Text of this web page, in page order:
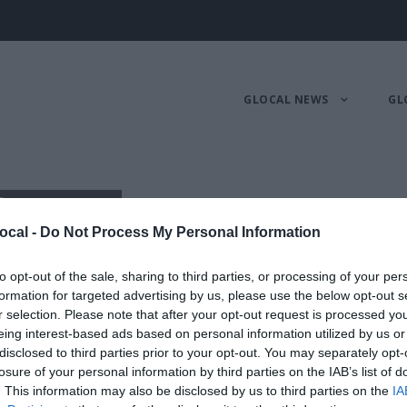
- Do Not Process My Personal Information
opt-out of the sale, sharing to third parties, or processing of your
for targeted advertising by us, please use the below opt-out
selection. Please note that after your opt-out request is processed
interest-based ads based on personal information utilized by us
to third parties prior to your opt-out. You may separately
of your personal information by third parties on the IAB’s list of
This information may also be disclosed by us to third parties on the
GLOCAL NEWS
FORENSE
Studio Ingegneria Informatica Forense